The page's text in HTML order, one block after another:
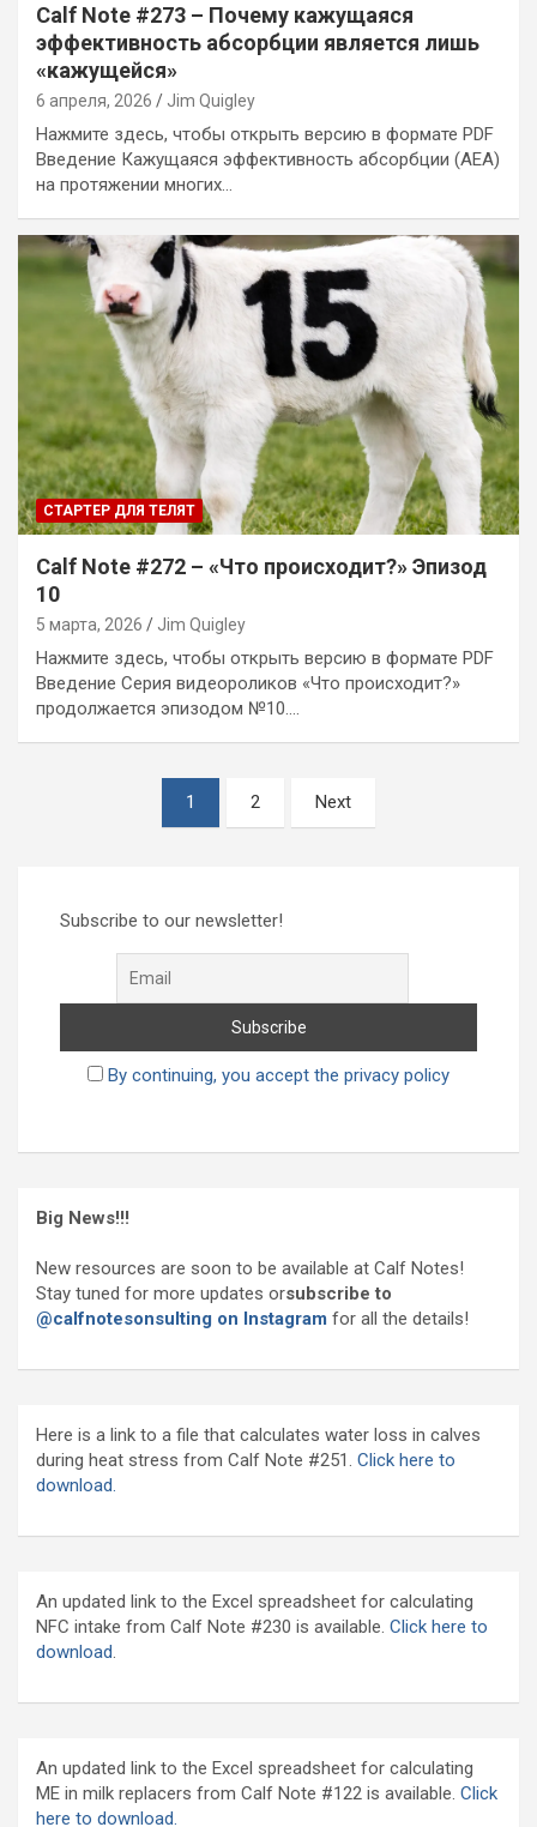
Calf Note #273 – Почему кажущаяся
эффективность абсорбции является лишь
«кажущейся»
6 апреля, 2026 Jim Quigley
Нажмите здесь, чтобы открыть версию в формате PDF
Введение Кажущаяся эффективность абсорбции (AEA)
на протяжении многих…
СТАРТЕР ДЛЯ ТЕЛЯТ
Calf Note #272 – «Что происходит?» Эпизод
10
5 марта, 2026 Jim Quigley
Нажмите здесь, чтобы открыть версию в формате PDF
Введение Серия видеороликов «Что происходит?»
продолжается эпизодом №10.…
1 2 Next
Subscribe to our newsletter!
By continuing, you accept the privacy policy
Big News!!!
New resources are soon to be available at Calf Notes!
Stay tuned for more updates orsubscribe to
@calfnotesonsulting on Instagram for all the details!
Here is a link to a file that calculates water loss in calves
during heat stress from Calf Note #251. Click here to
download.
An updated link to the Excel spreadsheet for calculating
NFC intake from Calf Note #230 is available. Click here to
download.
An updated link to the Excel spreadsheet for calculating
ME in milk replacers from Calf Note #122 is available. Click
here to download.